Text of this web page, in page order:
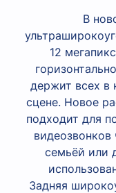
В
12
держит всех в
сцене. Новое
подходит для
видеозвонков
семьёй или
Задняя